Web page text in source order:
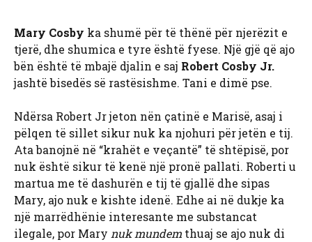
Mary Cosby ka shumë për të thënë për njerëzit e
tjerë, dhe shumica e tyre është fyese. Një gjë që ajo
bën është të mbajë djalin e saj Robert Cosby Jr.
jashtë bisedës së rastësishme. Tani e dimë pse.
Ndërsa Robert Jr jeton nën çatinë e Marisë, asaj i
pëlqen të sillet sikur nuk ka njohuri për jetën e tij.
Ata banojnë në “krahët e veçantë” të shtëpisë, por
nuk është sikur të kenë një pronë pallati. Roberti u
martua me të dashurën e tij të gjallë dhe sipas
Mary, ajo nuk e kishte idenë. Edhe ai në dukje ka
një marrëdhënie interesante me substancat
ilegale, por Mary nuk mundem thuaj se ajo nuk di